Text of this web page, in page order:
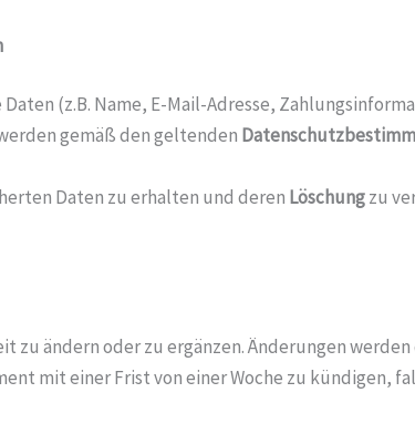
(z.B. Name, E-Mail-Adresse,
gemäß den geltenden
Daten zu erhalten und deren Löschungzu
zu ändern oder zu ergänzen. Änderungen
mit einer Frist von einer Woche zu kündigen,